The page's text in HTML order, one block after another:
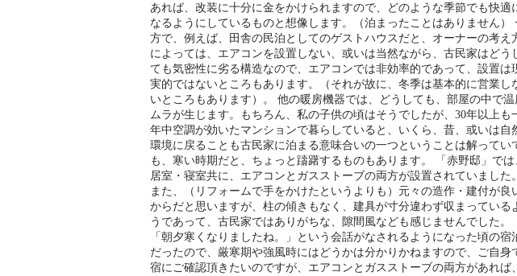
あれば、改装に十分に金をかけられますので、どのような季節でも快適
なるようにしているものと想像します。（泊まったことはありません）
方で、例えば、田舎の民泊としてのゲストハウスだと、オーナーの考え
によっては、エアコンを設置しない、或いは当然ながら、古民家はどう
ても気密性に劣る構造なので、エアコンでは非効率的であって、設置は
実的ではないところもあります。（それが故に、冬季は基本的に営業し
いところもあります）。 他の暖房機器では、どうしても、部屋の中で温
ムラが生じます。もちろん、私の子供の頃はそうでしたが、30年以上も
年中空調が効いたマンションで暮らしていると、いくら、昔、或いは自
環境に戻ることも古民家に泊まる意味合いの一つということは解ってい
も、寒い時期だと、ちょっと躊躇するものもあります。 「赤野邸」では
居室・寝室共に、エアコンとガスストーブの両方が設置されていました。
また、（リフォームで手をかけたというよりも）元々の造作・建付が良
からだと思いますが、柱の傾きもなく、建具が寸分違わず収まっている
うであって、古民家ではありがちな、隙間風なども感じませんでした。
「朝夕寒くなりましたね。」という会話がなされるようになった頃の宿
だったので、厳寒期や強風時にはどうかは分かりかねますので、ご自身
宿にご確認頂きたいのですが、エアコンとガスストーブの両方があれば、